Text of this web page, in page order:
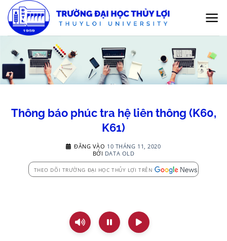
qua
nội
Thông báo phúc tra hệ liên thông (K60,
K61)
ĐĂNG VÀO 10 THÁNG 11, 2020
BỞI DATA OLD
THEO DÕI TRƯỜNG ĐẠI HỌC THỦY LỢI TRÊN